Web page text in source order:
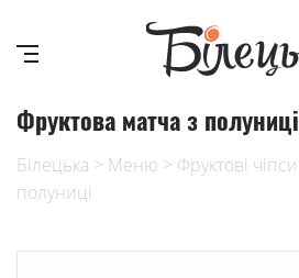
Фруктова матча з полуниці
Білецька > Меню > Фруктові чіпси
полуниці